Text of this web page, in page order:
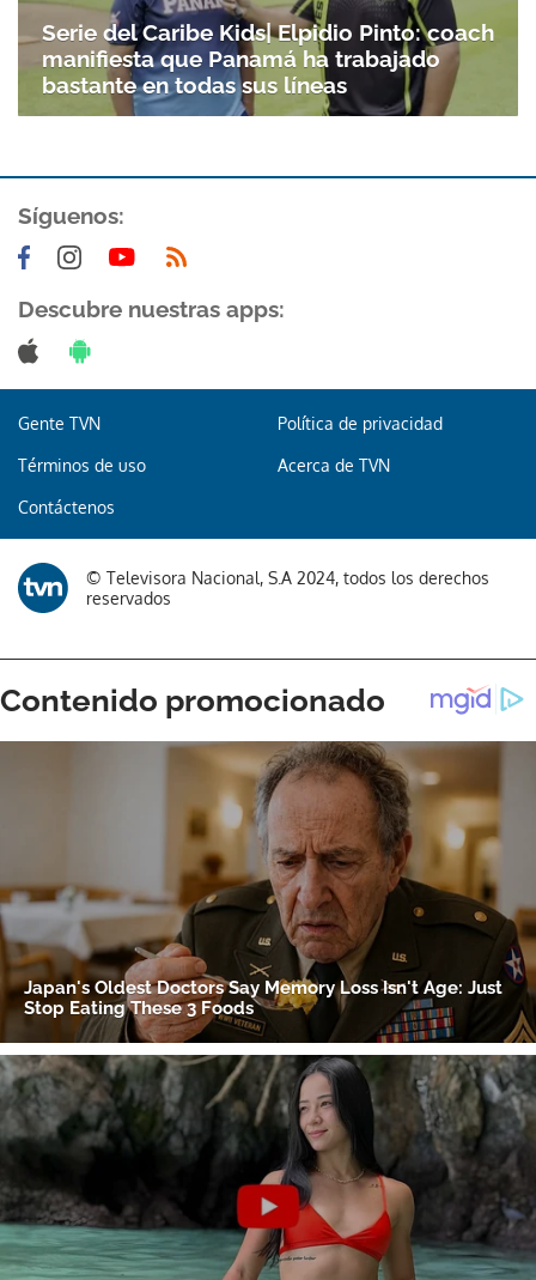
Gracias por suscribirte a nuestro boletín.
ACEPTAR
Serie del Caribe Kids| Elpidio Pinto: coach
manifiesta que Panamá ha trabajado
bastante en todas sus líneas
Síguenos:
Descubre nuestras apps:
Gente TVN Política de privacidad
Términos de uso Acerca de TVN
Contáctenos
© Televisora Nacional, S.A 2024, todos los derechos
reservados